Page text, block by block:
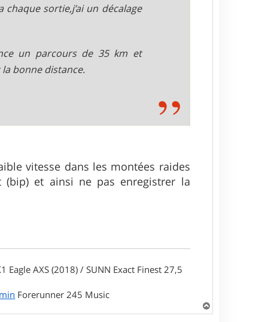
sortie,j’ai un décalage
un parcours de 35 km et
la bonne distance.
vitesse dans les montées raides
(bip) et ainsi ne pas enregistrer la
Eagle AXS (2018) / SUNN Exact Finest 27,5
Forerunner 245 Music
a